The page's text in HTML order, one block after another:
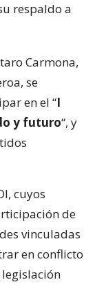
respaldo a
Carmona,
se
en el “I
y futuro“, y
cuyos
de
vinculadas
en conflicto